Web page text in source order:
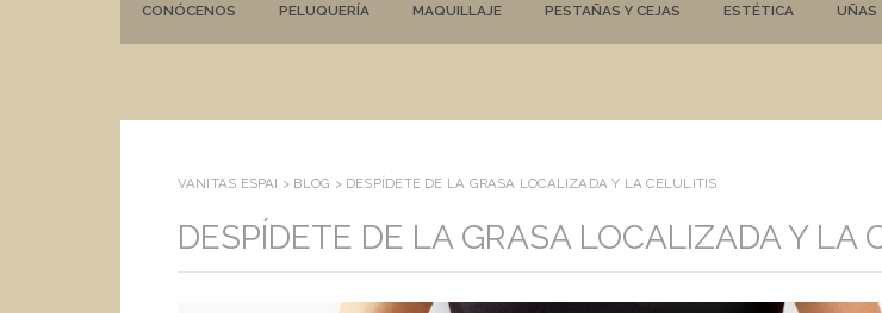
CONÓCENOS PELUQUERÍA MAQUILLAJE PESTAÑAS Y CEJAS ESTÉTICA UÑAS
VANITAS ESPAI > BLOG > DESPÍDETE DE LA GRASA LOCALIZADA Y LA CELULITIS
DESPÍDETE DE LA GRASA LOCALIZADA Y LA